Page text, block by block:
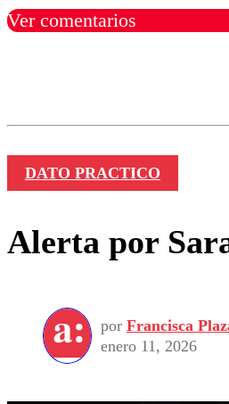
Ver comentarios
DATO PRACTICO
Alerta por
por Francisca
enero 11, 2026